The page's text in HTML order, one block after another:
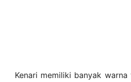
Kenari memiliki banyak